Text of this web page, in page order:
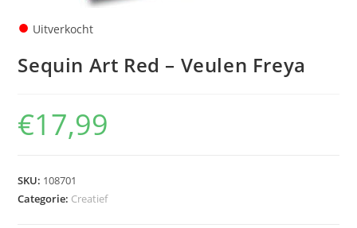
● Uitverkocht
Sequin Art Red – Veulen Freya
€17,99
SKU: 108701
Categorie: Creatief